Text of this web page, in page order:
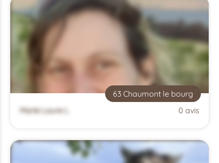
63 Chaumont le bourg
Marie Laure L
0 avis